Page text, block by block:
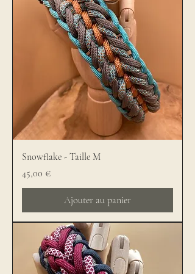
Snowflake - Taille M
Prix
45,00 €
Ajouter au panier